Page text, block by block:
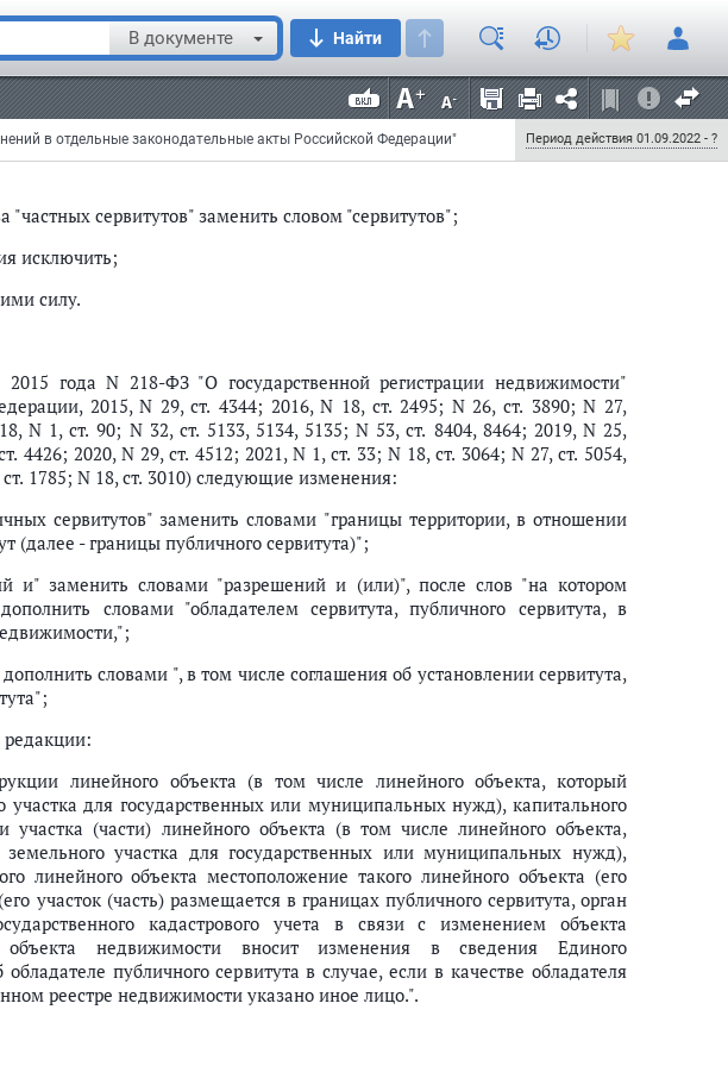
В документе Найти
в отдельные законодательные акты Российской Федерации" Период действия 01.09.2022 - ?
ноября 2007 года N 257-ФЗ "Об автомобильных дорогах и о дорожной
изменений в отдельные законодательные акты Российской
Федерации, 2007, N 46, ст. 5553; 2008, N 30, ст. 3616; 2009, N 29,
следующие изменения:
"частных сервитутов" заменить словом "сервитутов";
исключить;
силу.
года N 218-ФЗ "О государственной регистрации недвижимости"
2015, N 29, ст. 4344; 2016, N 18, ст. 2495; N 26, ст. 3890; N 27,
N 1, ст. 90; N 32, ст. 5133, 5134, 5135; N 53, ст. 8404, 8464; 2019, N 25,
4426; 2020, N 29, ст. 4512; 2021, N 1, ст. 33; N 18, ст. 3064; N 27, ст. 5054,
ст. 1785; N 18, ст. 3010) следующие изменения:
сервитутов" заменить словами "границы территории, в отношении
(далее - границы публичного сервитута)";
и" заменить словами "разрешений и (или)", после слов "на котором
словами "обладателем сервитута, публичного сервитута, в
словами ", в том числе соглашения об установлении сервитута,
линейного объекта (в том числе линейного объекта, который
участка для государственных или муниципальных нужд), капитального
участка (части) линейного объекта (в том числе линейного объекта,
участка для государственных или муниципальных нужд),
линейного объекта местоположение такого линейного объекта (его
участок (часть) размещается в границах публичного сервитута, орган
кадастрового учета в связи с изменением объекта
объекта недвижимости вносит изменения в сведения Единого
публичного сервитута в случае, если в качестве обладателя
реестре недвижимости указано иное лицо.".